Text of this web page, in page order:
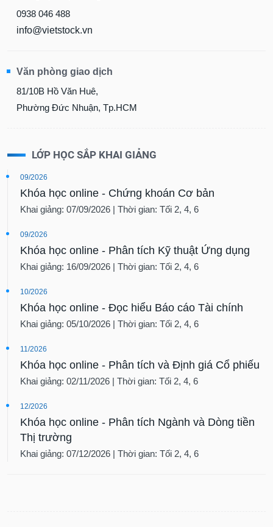
0938 046 488
info@vietstock.vn
Văn phòng giao dịch
81/10B Hồ Văn Huê,
Phường Đức Nhuận, Tp.HCM
LỚP HỌC SẮP KHAI GIẢNG
09/2026
Khóa học online - Chứng khoán Cơ bản
Khai giảng: 07/09/2026 | Thời gian: Tối 2, 4, 6
09/2026
Khóa học online - Phân tích Kỹ thuật Ứng dụng
Khai giảng: 16/09/2026 | Thời gian: Tối 2, 4, 6
10/2026
Khóa học online - Đọc hiểu Báo cáo Tài chính
Khai giảng: 05/10/2026 | Thời gian: Tối 2, 4, 6
11/2026
Khóa học online - Phân tích và Định giá Cổ phiếu
Khai giảng: 02/11/2026 | Thời gian: Tối 2, 4, 6
12/2026
Khóa học online - Phân tích Ngành và Dòng tiền
Thị trường
Khai giảng: 07/12/2026 | Thời gian: Tối 2, 4, 6
đầu
chính
Dữ
chính